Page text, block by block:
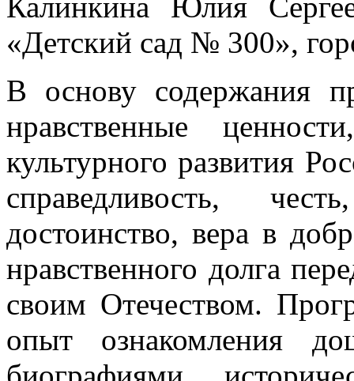
Калинкина Юлия
«Детский сад № 300»,
В основу содержания
нравственные
культурного развития
справедливость,
достоинство, вера в
нравственного долга
своим Отечеством.
опыт ознакомления